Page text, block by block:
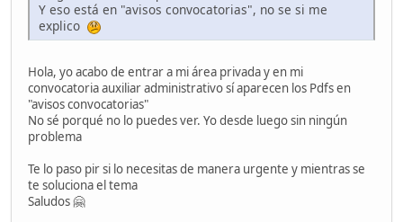
Y eso está en "avisos convocatorias", no se si me
explico
Hola, yo acabo de entrar a mi área privada y en mi
convocatoria auxiliar administrativo sí aparecen los Pdfs en
"avisos convocatorias"
No sé porqué no lo puedes ver. Yo desde luego sin ningún
problema
Te lo paso pir si lo necesitas de manera urgente y mientras se
te soluciona el tema
Saludos 🤗